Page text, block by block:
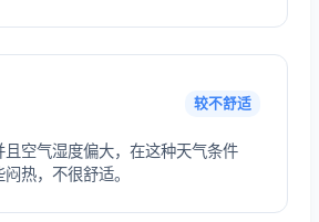
较不舒适
且空气湿度偏大，在这种天气条件
热，不很舒适。